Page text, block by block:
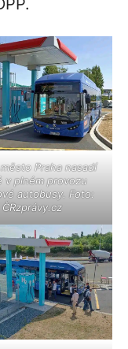
Praha nasadí
v plném provozu
autobusy. Foto:
ČRzprávy.cz